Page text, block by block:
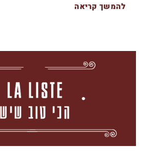
להמשך קריאה